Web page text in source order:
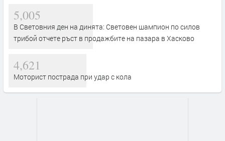
5,005
В Световния ден на динята: Световен шампион по силов
трибой отчете ръст в продажбите на пазара в Хасково
4,621
Моторист пострада при удар с кола